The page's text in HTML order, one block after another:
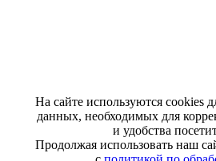
На сайте используются cookies
данных, необходимых для
и удобства
Продолжая использовать наш